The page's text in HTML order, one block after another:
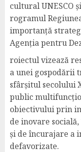
cultural UNESCO
rogramul
importanță
Agenția pentru
roiectul vizează
a unei gospodării
sfârșitul secolului
public
obiectivului prin
de inovare
și de încurajare a
defavorizate.